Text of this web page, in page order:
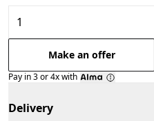
Make an offer
Pay in 3 or 4x with
Delivery